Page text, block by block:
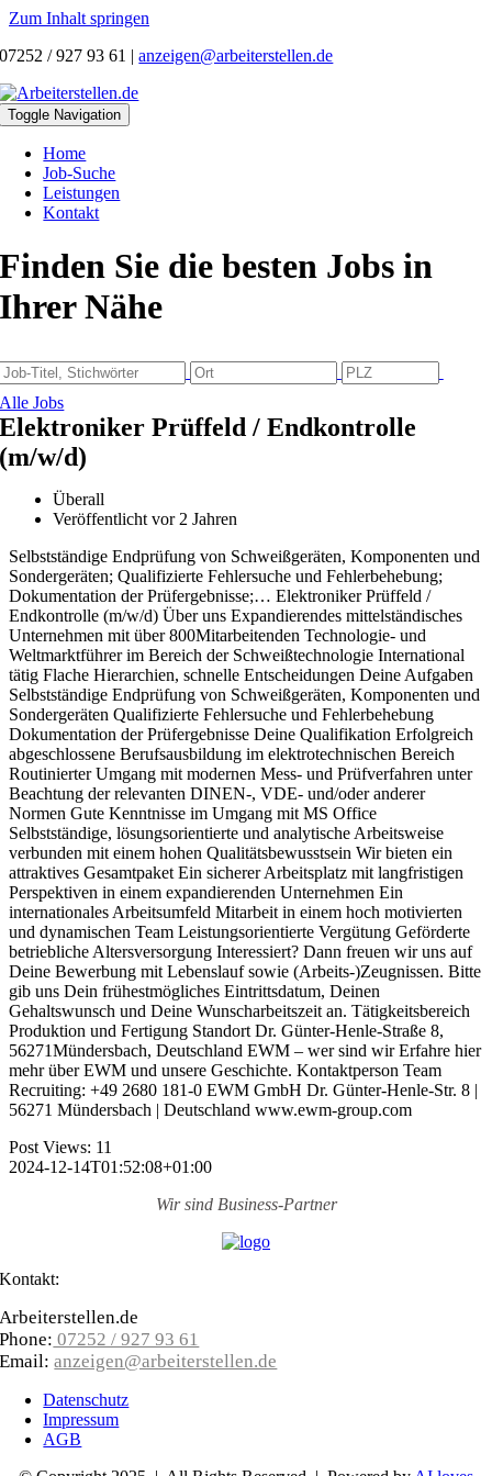
Zum Inhalt springen
07252 / 927 93 61 |anzeigen@arbeiterstellen.de
Toggle Navigation
Home
Job-Suche
Leistungen
Kontakt
Finden Sie die besten Jobs in
Ihrer Nähe
Alle Jobs
Elektroniker Prüffeld / Endkontrolle
(m/w/d)
Überall
Veröffentlicht vor 2 Jahren
Selbstständige Endprüfung von Schweißgeräten, Komponenten und
Sondergeräten; Qualifizierte Fehlersuche und Fehlerbehebung;
Dokumentation der Prüfergebnisse;… Elektroniker Prüffeld /
Endkontrolle (m/w/d) Über uns Expandierendes mittelständisches
Unternehmen mit über 800Mitarbeitenden Technologie- und
Weltmarktführer im Bereich der Schweißtechnologie International
tätig Flache Hierarchien, schnelle Entscheidungen Deine Aufgaben
Selbstständige Endprüfung von Schweißgeräten, Komponenten und
Sondergeräten Qualifizierte Fehlersuche und Fehlerbehebung
Dokumentation der Prüfergebnisse Deine Qualifikation Erfolgreich
abgeschlossene Berufsausbildung im elektrotechnischen Bereich
Routinierter Umgang mit modernen Mess- und Prüfverfahren unter
Beachtung der relevanten DINEN-, VDE- und/oder anderer
Normen Gute Kenntnisse im Umgang mit MS Office
Selbstständige, lösungsorientierte und analytische Arbeitsweise
verbunden mit einem hohen Qualitätsbewusstsein Wir bieten ein
attraktives Gesamtpaket Ein sicherer Arbeitsplatz mit langfristigen
Perspektiven in einem expandierenden Unternehmen Ein
internationales Arbeitsumfeld Mitarbeit in einem hoch motivierten
und dynamischen Team Leistungsorientierte Vergütung Geförderte
betriebliche Altersversorgung Interessiert? Dann freuen wir uns auf
Deine Bewerbung mit Lebenslauf sowie (Arbeits-)Zeugnissen. Bitte
gib uns Dein frühestmögliches Eintrittsdatum, Deinen
Gehaltswunsch und Deine Wunscharbeitszeit an. Tätigkeitsbereich
Produktion und Fertigung Standort Dr. Günter-Henle-Straße 8,
56271Mündersbach, Deutschland EWM – wer sind wir Erfahre hier
mehr über EWM und unsere Geschichte. Kontaktperson Team
Recruiting: +49 2680 181-0 EWM GmbH Dr. Günter-Henle-Str. 8 |
56271 Mündersbach | Deutschland www.ewm-group.com
Post Views: 11
2024-12-14T01:52:08+01:00
Wir sind Business-Partner
Kontakt:
Arbeiterstellen.de
Phone: 07252 / 927 93 61
Email:anzeigen@arbeiterstellen.de
Datenschutz
Impressum
AGB